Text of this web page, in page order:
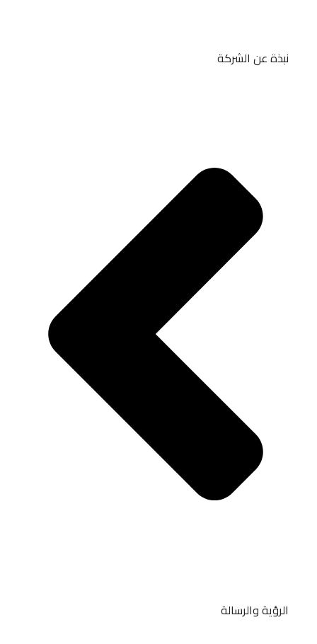
نبذة عن الشركة
الرؤية والرسالة